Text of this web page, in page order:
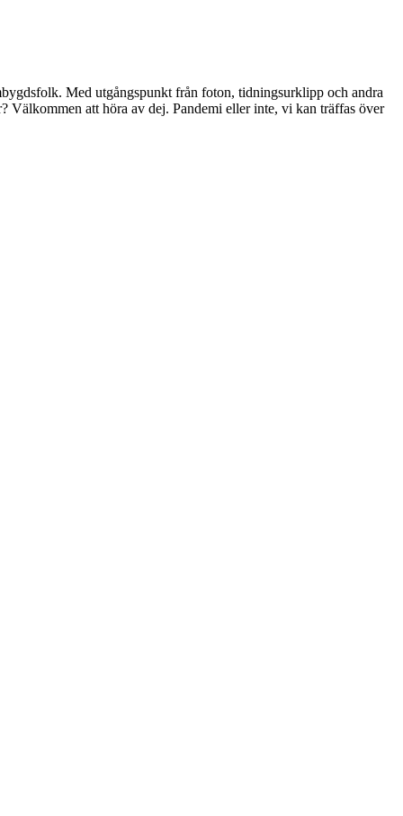
Med utgångspunkt från foton, tidningsurklipp och andra
att höra av dej. Pandemi eller inte, vi kan träffas över